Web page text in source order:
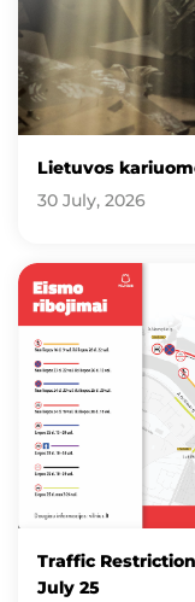
Lietuvos
30 July, 2026
Traffic
July 25